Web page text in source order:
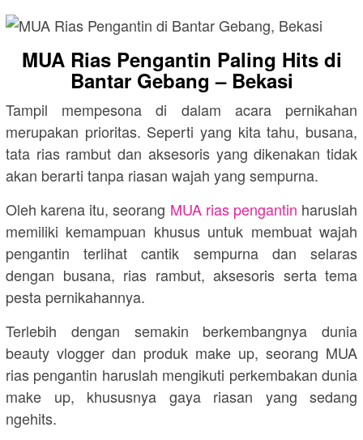
MUA Rias Pengantin Paling Hits di
Bantar Gebang – Bekasi
Tampil mempesona di dalam acara pernikahan
merupakan prioritas. Seperti yang kita tahu, busana,
tata rias rambut dan aksesoris yang dikenakan tidak
akan berarti tanpa riasan wajah yang sempurna.
Oleh karena itu, seorang MUA rias pengantin haruslah
memiliki kemampuan khusus untuk membuat wajah
pengantin terlihat cantik sempurna dan selaras
dengan busana, rias rambut, aksesoris serta tema
pesta pernikahannya.
Terlebih dengan semakin berkembangnya dunia
beauty vlogger dan produk make up, seorang MUA
rias pengantin haruslah mengikuti perkembakan dunia
make up, khususnya gaya riasan yang sedang
ngehits.